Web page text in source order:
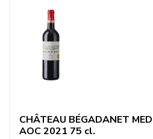
CHÂTEAU BÉGADANET
AOC 2021 75 cl.